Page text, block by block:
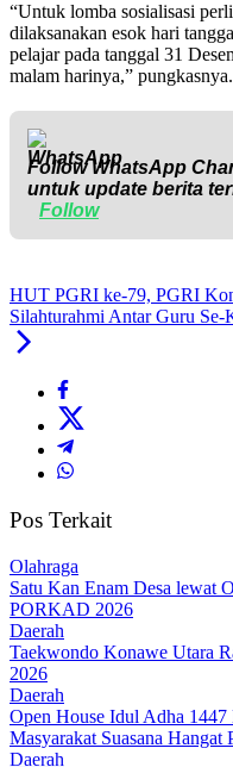
“Untuk lomba sosialisasi
dilaksanakan esok hari
pelajar pada tanggal 31
malam harinya,”
Follow WhatsApp
untuk update berita
Follow
HUT PGRI ke-79, PGRI
Silahturahmi Antar Guru Se-
Pos Terkait
Olahraga
Satu Kan Enam Desa lewat
PORKAD 2026
Daerah
Taekwondo Konawe Utara
2026
Daerah
Open House Idul Adha
Masyarakat Suasana Hangat
Daerah